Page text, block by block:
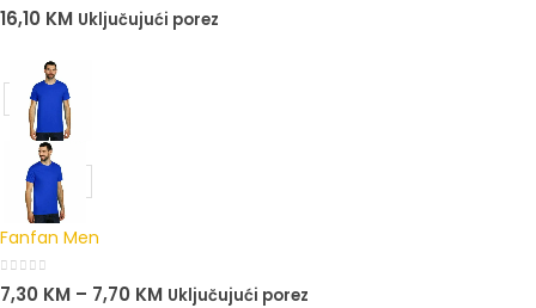
0out of 5
16,10 KM Uključujući porez
Fanfan Men
0out of 5
7,30 KM – 7,70 KM Uključujući porez